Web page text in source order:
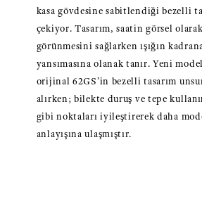
kasa gövdesine sabitlendiği bezelli
çekiyor. Tasarım, saatin görsel
görünmesini sağlarken ışığın
yansımasına olanak tanır. Yeni
orijinal 62GS’in bezelli tasarım
alırken; bilekte duruş ve tepe
gibi noktaları iyileştirerek daha
anlayışına ulaşmıştır.